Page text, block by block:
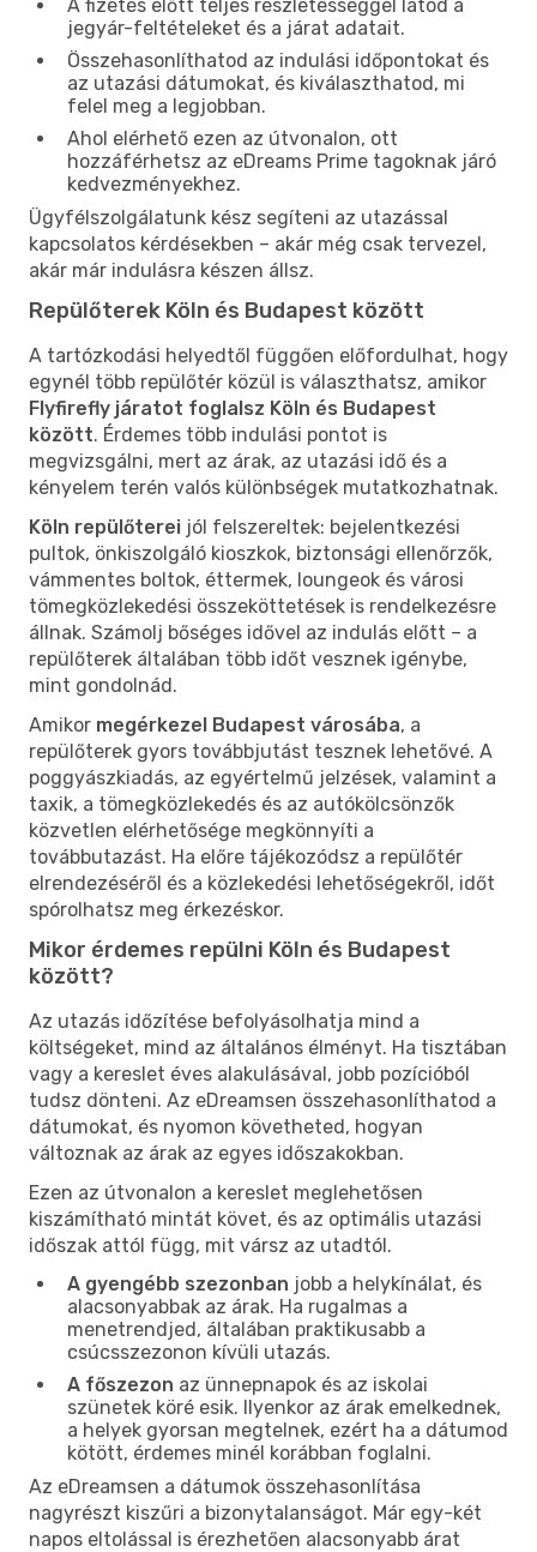
A fizetés előtt teljes részletességgel látod a
jegyár-feltételeket és a járat adatait.
Összehasonlíthatod az indulási időpontokat és
az utazási dátumokat, és kiválaszthatod, mi
felel meg a legjobban.
Ahol elérhető ezen az útvonalon, ott
hozzáférhetsz az eDreams Prime tagoknak járó
kedvezményekhez.
Ügyfélszolgálatunk kész segíteni az utazással
kapcsolatos kérdésekben – akár még csak tervezel,
akár már indulásra készen állsz.
Repülőterek Köln és Budapest között
A tartózkodási helyedtől függően előfordulhat, hogy
egynél több repülőtér közül is választhatsz, amikor
Flyfirefly járatot foglalsz Köln és Budapest
között. Érdemes több indulási pontot is
megvizsgálni, mert az árak, az utazási idő és a
kényelem terén valós különbségek mutatkozhatnak.
Köln repülőterei jól felszereltek: bejelentkezési
pultok, önkiszolgáló kioszkok, biztonsági ellenőrzők,
vámmentes boltok, éttermek, loungeok és városi
tömegközlekedési összeköttetések is rendelkezésre
állnak. Számolj bőséges idővel az indulás előtt – a
repülőterek általában több időt vesznek igénybe,
mint gondolnád.
Amikor megérkezel Budapest városába, a
repülőterek gyors továbbjutást tesznek lehetővé. A
poggyászkiadás, az egyértelmű jelzések, valamint a
taxik, a tömegközlekedés és az autókölcsönzők
közvetlen elérhetősége megkönnyíti a
továbbutazást. Ha előre tájékozódsz a repülőtér
elrendezéséről és a közlekedési lehetőségekről, időt
spórolhatsz meg érkezéskor.
Mikor érdemes repülni Köln és Budapest
között?
Az utazás időzítése befolyásolhatja mind a
költségeket, mind az általános élményt. Ha tisztában
vagy a kereslet éves alakulásával, jobb pozícióból
tudsz dönteni. Az eDreamsen összehasonlíthatod a
dátumokat, és nyomon követheted, hogyan
változnak az árak az egyes időszakokban.
Ezen az útvonalon a kereslet meglehetősen
kiszámítható mintát követ, és az optimális utazási
időszak attól függ, mit vársz az utadtól.
A gyengébb szezonban jobb a helykínálat, és
alacsonyabbak az árak. Ha rugalmas a
menetrendjed, általában praktikusabb a
csúcsszezonon kívüli utazás.
A főszezon az ünnepnapok és az iskolai
szünetek köré esik. Ilyenkor az árak emelkednek,
a helyek gyorsan megtelnek, ezért ha a dátumod
kötött, érdemes minél korábban foglalni.
Az eDreamsen a dátumok összehasonlítása
nagyrészt kiszűri a bizonytalanságot. Már egy-két
napos eltolással is érezhetően alacsonyabb árat